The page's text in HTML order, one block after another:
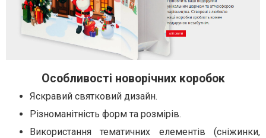
Особливості новорічних коробок
Яскравий святковий дизайн.
Різноманітність форм та розмірів.
Використання тематичних елементів (сніжинки,